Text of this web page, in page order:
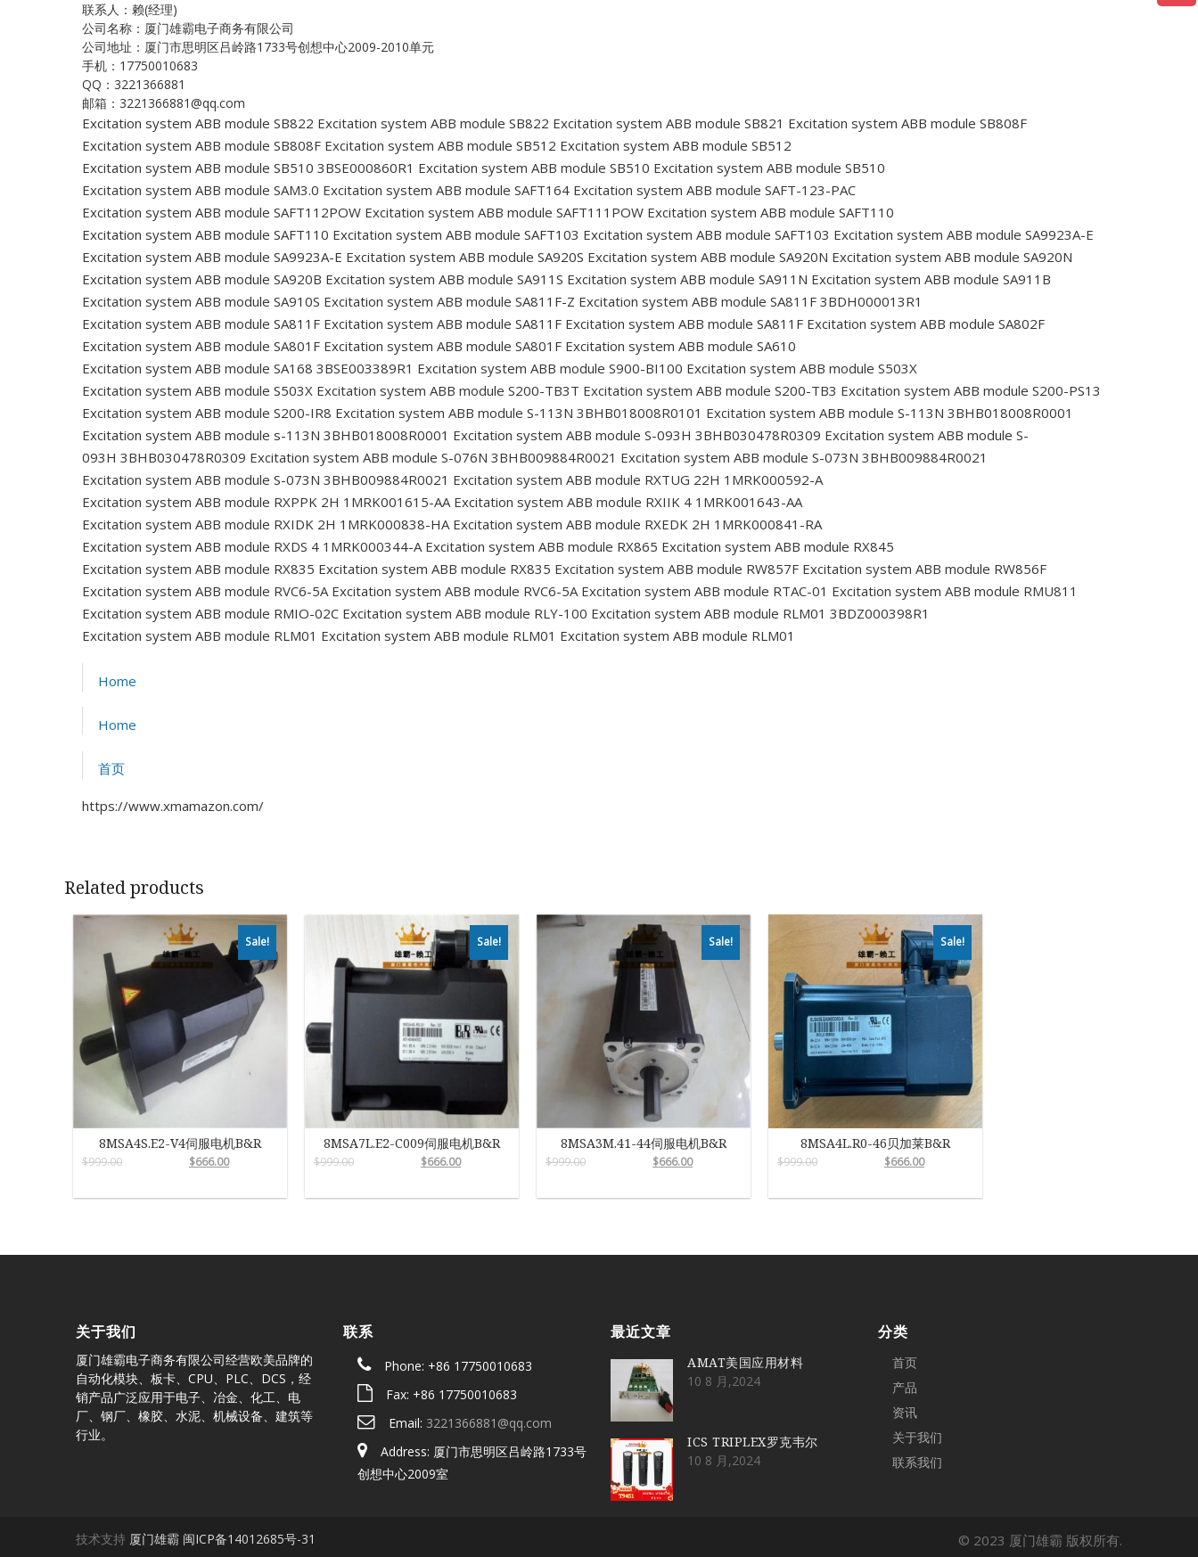
联系人：赖(经理)
公司名称：厦门雄霸电子商务有限公司
公司地址：厦门市思明区吕岭路1733号创想中心2009-2010单元
手机：17750010683
QQ：3221366881
邮箱：3221366881@qq.com
Excitation system ABB module SB822 Excitation system ABB module SB822 Excitation system ABB module SB821 Excitation system ABB module SB808F
Excitation system ABB module SB808F Excitation system ABB module SB512 Excitation system ABB module SB512
Excitation system ABB module SB510 3BSE000860R1 Excitation system ABB module SB510 Excitation system ABB module SB510
Excitation system ABB module SAM3.0 Excitation system ABB module SAFT164 Excitation system ABB module SAFT-123-PAC
Excitation system ABB module SAFT112POW Excitation system ABB module SAFT111POW Excitation system ABB module SAFT110
Excitation system ABB module SAFT110 Excitation system ABB module SAFT103 Excitation system ABB module SAFT103 Excitation system ABB module SA9923A-E
Excitation system ABB module SA9923A-E Excitation system ABB module SA920S Excitation system ABB module SA920N Excitation system ABB module SA920N
Excitation system ABB module SA920B Excitation system ABB module SA911S Excitation system ABB module SA911N Excitation system ABB module SA911B
Excitation system ABB module SA910S Excitation system ABB module SA811F-Z Excitation system ABB module SA811F 3BDH000013R1
Excitation system ABB module SA811F Excitation system ABB module SA811F Excitation system ABB module SA811F Excitation system ABB module SA802F
Excitation system ABB module SA801F Excitation system ABB module SA801F Excitation system ABB module SA610
Excitation system ABB module SA168 3BSE003389R1 Excitation system ABB module S900-BI100 Excitation system ABB module S503X
Excitation system ABB module S503X Excitation system ABB module S200-TB3T Excitation system ABB module S200-TB3 Excitation system ABB module S200-PS13
Excitation system ABB module S200-IR8 Excitation system ABB module S-113N 3BHB018008R0101 Excitation system ABB module S-113N 3BHB018008R0001
Excitation system ABB module s-113N 3BHB018008R0001 Excitation system ABB module S-093H 3BHB030478R0309 Excitation system ABB module S-
093H 3BHB030478R0309 Excitation system ABB module S-076N 3BHB009884R0021 Excitation system ABB module S-073N 3BHB009884R0021
Excitation system ABB module S-073N 3BHB009884R0021 Excitation system ABB module RXTUG 22H 1MRK000592-A
Excitation system ABB module RXPPK 2H 1MRK001615-AAExcitation system ABB module RXIIK 4 1MRK001643-AA
Excitation system ABB module RXIDK 2H 1MRK000838-HAExcitation system ABB module RXEDK 2H 1MRK000841-RA
Excitation system ABB module RXDS 4 1MRK000344-AExcitation system ABB module RX865 Excitation system ABB module RX845
Excitation system ABB module RX835 Excitation system ABB module RX835 Excitation system ABB module RW857F Excitation system ABB module RW856F
Excitation system ABB module RVC6-5AExcitation system ABB module RVC6-5AExcitation system ABB module RTAC-01 Excitation system ABB module RMU811
Excitation system ABB module RMIO-02C Excitation system ABB module RLY-100 Excitation system ABB module RLM01 3BDZ000398R1
Excitation system ABB module RLM01 Excitation system ABB module RLM01 Excitation system ABB module RLM01
Home
Home
首页
https://www.xmamazon.com/
Related products
Sale!
8MSA4S.E2-V4伺服电机B&R
$999.00 $666.00
Sale!
8MSA7L.E2-C009伺服电机B&R
$999.00 $666.00
Sale!
8MSA3M.41-44伺服电机B&R
$999.00 $666.00
Sale!
8MSA4L.R0-46贝加莱B&R
$999.00 $666.00
关于我们
厦门雄霸电子商务有限公司经营欧美品牌的
自动化模块、板卡、CPU、PLC、DCS，经
销产品广泛应用于电子、冶金、化工、电
厂、钢厂、橡胶、水泥、机械设备、建筑等
行业。
联系
Phone: +86 17750010683
Fax: +86 17750010683
Email: 3221366881@qq.com
Address: 厦门市思明区吕岭路1733号
创想中心2009室
最近文章
AMAT美国应用材料
10 8 月,2024
ICS TRIPLEX罗克韦尔
10 8 月,2024
分类
首页
产品
资讯
关于我们
联系我们
技术支持 厦门雄霸 闽ICP备14012685号-31 © 2023 厦门雄霸 版权所有.